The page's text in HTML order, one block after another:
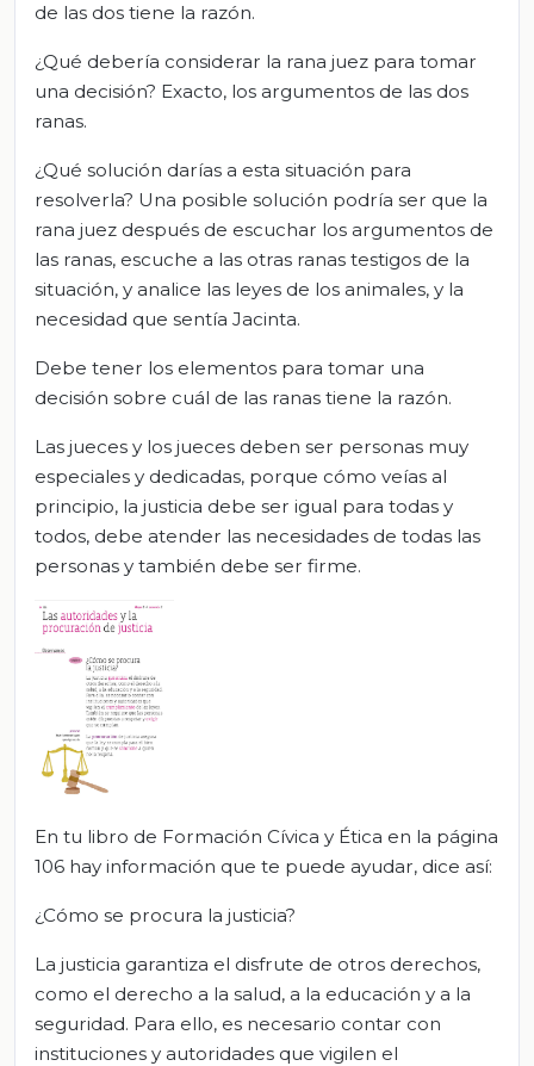
de las dos tiene la razón.
¿Qué debería considerar la rana juez para tomar
una decisión? Exacto, los argumentos de las dos
ranas.
¿Qué solución darías a esta situación para
resolverla? Una posible solución podría ser que la
rana juez después de escuchar los argumentos de
las ranas, escuche a las otras ranas testigos de la
situación, y analice las leyes de los animales, y la
necesidad que sentía Jacinta.
Debe tener los elementos para tomar una
decisión sobre cuál de las ranas tiene la razón.
Las jueces y los jueces deben ser personas muy
especiales y dedicadas, porque cómo veías al
principio, la justicia debe ser igual para todas y
todos, debe atender las necesidades de todas las
personas y también debe ser firme.
En tu libro de Formación Cívica y Ética en la página
106 hay información que te puede ayudar, dice así:
¿Cómo se procura la justicia?
La justicia garantiza el disfrute de otros derechos,
como el derecho a la salud, a la educación y a la
seguridad. Para ello, es necesario contar con
instituciones y autoridades que vigilen el